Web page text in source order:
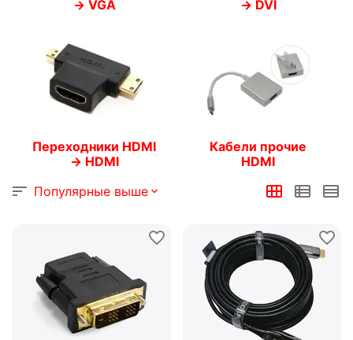
-> VGA
-> DVI
Переходники HDMI
-> HDMI
Кабели прочие
HDMI
Популярные выше